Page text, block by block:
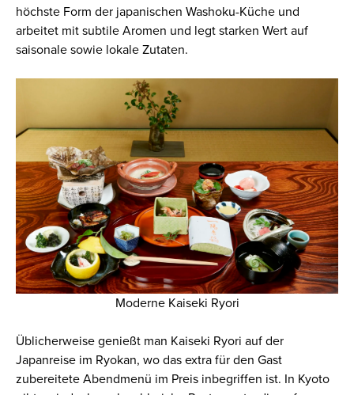
höchste Form der japanischen Washoku-Küche und
arbeitet mit subtile Aromen und legt starken Wert auf
saisonale sowie lokale Zutaten.
Moderne Kaiseki Ryori
Üblicherweise genießt man Kaiseki Ryori auf der
Japanreise im Ryokan, wo das extra für den Gast
zubereitete Abendmenü im Preis inbegriffen ist. In Kyoto